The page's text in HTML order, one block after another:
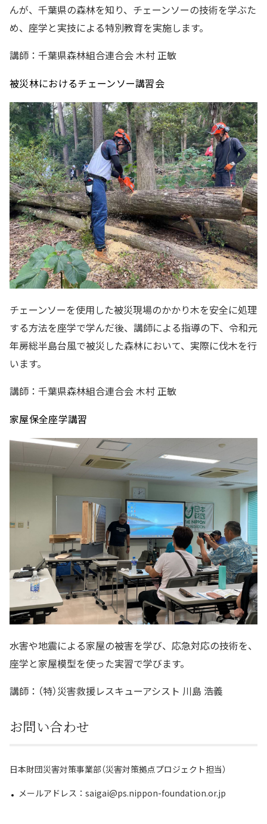
んが、千葉県の森林を知り、チェーンソーの技術を学ぶた
め、座学と実技による特別教育を実施します。
講師：千葉県森林組合連合会 木村 正敏
被災林におけるチェーンソー講習会
チェーンソーを使用した被災現場のかかり木を安全に処理
する方法を座学で学んだ後、講師による指導の下、令和元
年房総半島台風で被災した森林において、実際に伐木を行
います。
講師：千葉県森林組合連合会 木村 正敏
家屋保全座学講習
水害や地震による家屋の被害を学び、応急対応の技術を、
座学と家屋模型を使った実習で学びます。
講師：（特）災害救援レスキューアシスト 川島 浩義
お問い合わせ
日本財団災害対策事業部（災害対策拠点プロジェクト担当）
メールアドレス：saigai@ps.nippon-foundation.or.jp